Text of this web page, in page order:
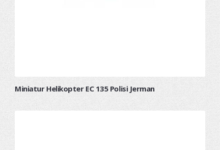
Miniatur Helikopter EC 135 Polisi Jerman